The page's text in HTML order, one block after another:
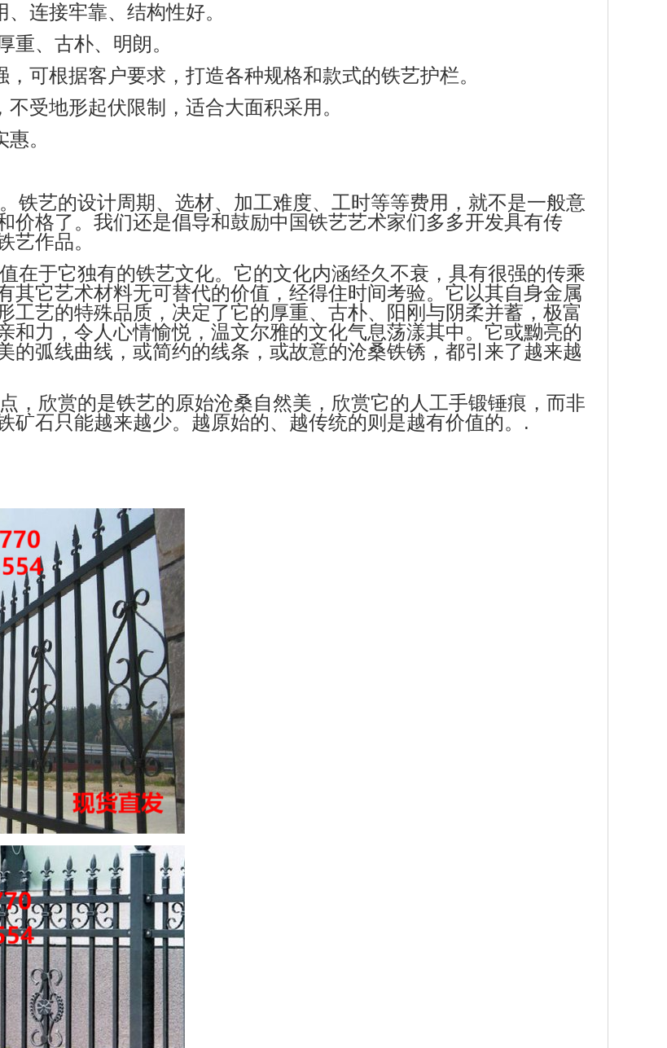
连接牢靠、结构性好。
重、古朴、明朗。
，可根据客户要求，打造各种规格和款式的铁艺护栏。
不受地形起伏限制，适合大面积采用。
。
铁艺的设计周期、选材、加工难度、工时等等费用，就不是一般意
价格了。我们还是倡导和鼓励中国铁艺艺术家们多多开发具有传
艺作品。
在于它独有的铁艺文化。它的文化内涵经久不衰，具有很强的传乘
其它艺术材料无可替代的价值，经得住时间考验。它以其自身金属
工艺的特殊品质，决定了它的厚重、古朴、阳刚与阴柔并蓄，极富
和力，令人心情愉悦，温文尔雅的文化气息荡漾其中。它或黝亮的
的弧线曲线，或简约的线条，或故意的沧桑铁锈，都引来了越来越
，欣赏的是铁艺的原始沧桑自然美，欣赏它的人工手锻锤痕，而非
矿石只能越来越少。越原始的、越传统的则是越有价值的。.